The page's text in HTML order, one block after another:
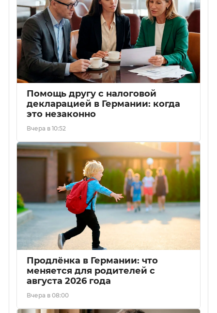
Помощь другу с налоговой
декларацией в Германии: когда
это незаконно
Вчера в 10:52
Продлёнка в Германии: что
меняется для родителей с
августа 2026 года
Вчера в 08:00